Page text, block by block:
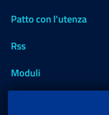
Patto con l'utenza
Rss
Moduli